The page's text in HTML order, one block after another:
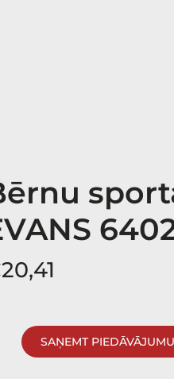
SAŅEMT PIEDĀVĀJUMU